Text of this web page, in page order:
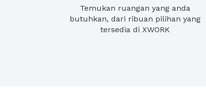
Temukan ruangan yang anda
butuhkan, dari ribuan pilihan yang
tersedia di XWORK